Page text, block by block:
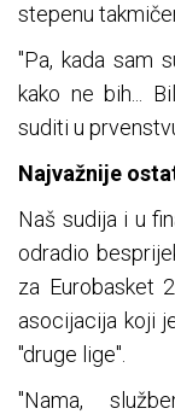
stepenu
"Pa, kada sam
kako ne bih...
suditi u
Najvažnije
Naš sudija i u
odradio
za Eurobasket
asocijacija koji
"druge lige".
"Nama,